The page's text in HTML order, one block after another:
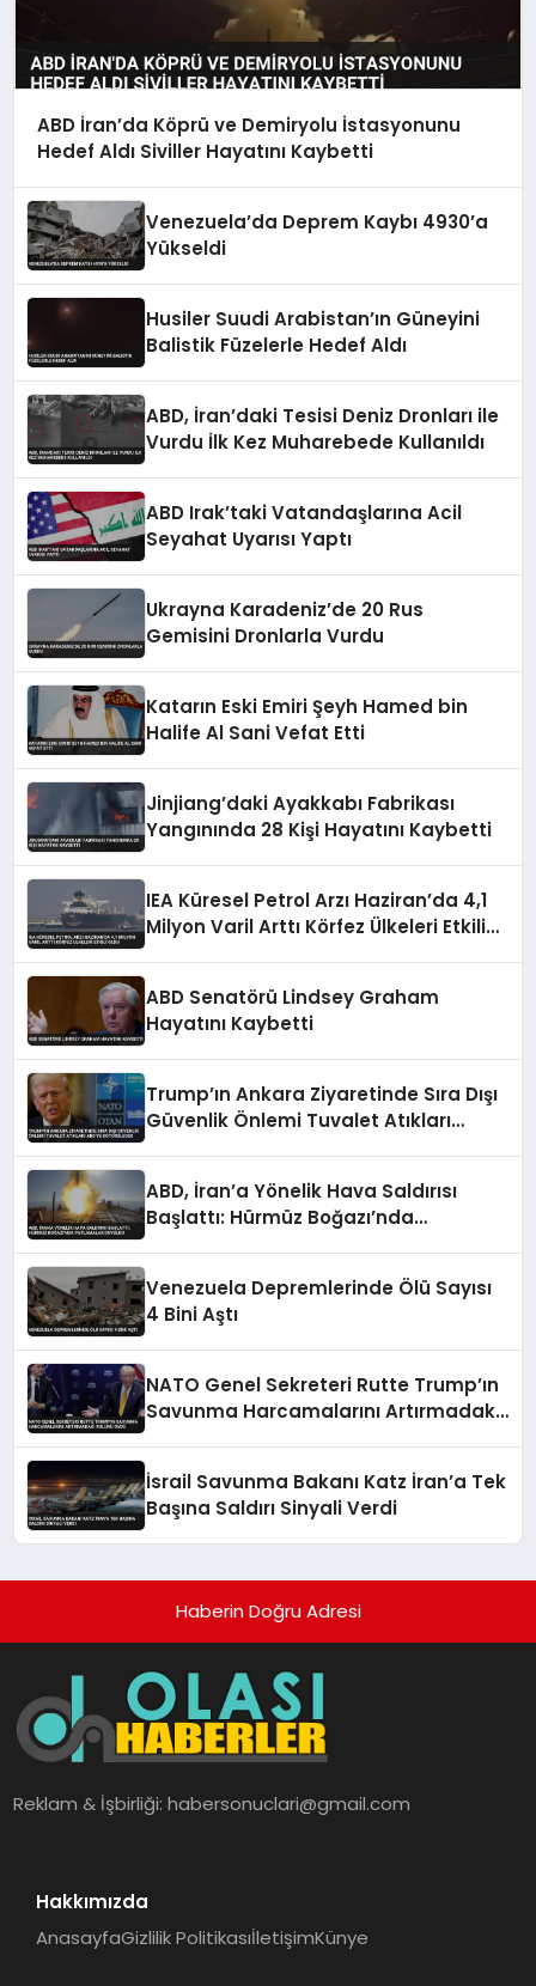
ABD İran’da Köprü ve Demiryolu İstasyonunu
Hedef Aldı Siviller Hayatını Kaybetti
Venezuela’da Deprem Kaybı 4930’a
Yükseldi
Husiler Suudi Arabistan’ın Güneyini
Balistik Füzelerle Hedef Aldı
ABD, İran’daki Tesisi Deniz Dronları ile
Vurdu İlk Kez Muharebede Kullanıldı
ABD Irak’taki Vatandaşlarına Acil
Seyahat Uyarısı Yaptı
Ukrayna Karadeniz’de 20 Rus
Gemisini Dronlarla Vurdu
Katarın Eski Emiri Şeyh Hamed bin
Halife Al Sani Vefat Etti
Jinjiang’daki Ayakkabı Fabrikası
Yangınında 28 Kişi Hayatını Kaybetti
IEA Küresel Petrol Arzı Haziran’da 4,1
Milyon Varil Arttı Körfez Ülkeleri Etkili
ABD Senatörü Lindsey Graham
Hayatını Kaybetti
Trump’ın Ankara Ziyaretinde Sıra Dışı
Güvenlik Önlemi Tuvalet Atıkları
ABD, İran’a Yönelik Hava Saldırısı
Başlattı: Hürmüz Boğazı’nda
Venezuela Depremlerinde Ölü Sayısı
4 Bini Aştı
NATO Genel Sekreteri Rutte Trump’ın
Savunma Harcamalarını Artırmadaki
İsrail Savunma Bakanı Katz İran’a Tek
Başına Saldırı Sinyali Verdi
Haberin Doğru Adresi
Reklam & İşbirliği:habersonuclari@gmail.com
Hakkımızda
AnasayfaGizlilik PolitikasıİletişimKünye